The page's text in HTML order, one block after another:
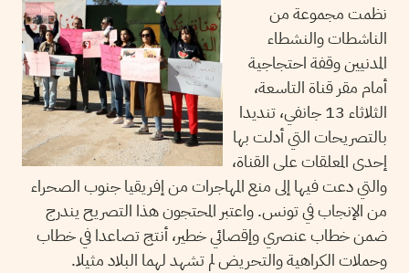
نظمت مجموعة من
الناشطات والنشطاء
المدنيين وقفة احتجاجية
أمام مقر قناة التاسعة،
الثلاثاء 13 جانفي، تنديدا
بالتصريحات التي أدلت بها
إحدى المعلقات على القناة،
والتي دعت فيها إلى منع المهاجرات من إفريقيا جنوب الصحراء
من الإنجاب في تونس. واعتبر المحتجون هذا التصريح يندرج
ضمن خطاب عنصري وإقصائي خطير، أنتج تصاعدا في خطاب
وحملات الكراهية والتحريض لم تشهد لهما البلاد مثيلا.